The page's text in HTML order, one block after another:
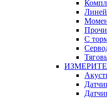
С